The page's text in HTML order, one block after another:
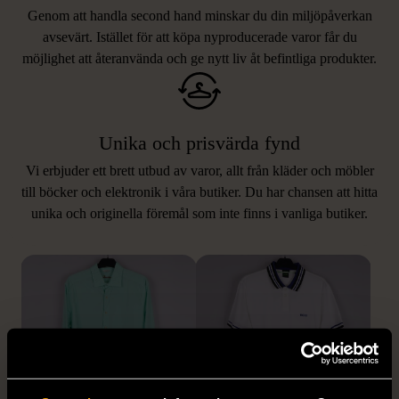
Genom att handla second hand minskar du din miljöpåverkan
avsevärt. Istället för att köpa nyproducerade varor får du
möjlighet att återanvända och ge nytt liv åt befintliga produkter.
Unika och prisvärda fynd
Vi erbjuder ett brett utbud av varor, allt från kläder och möbler
till böcker och elektronik i våra butiker. Du har chansen att hitta
unika och originella föremål som inte finns i vanliga butiker.
LIKNANDE PRODUKTER
Hitta produkter som påminner om denna